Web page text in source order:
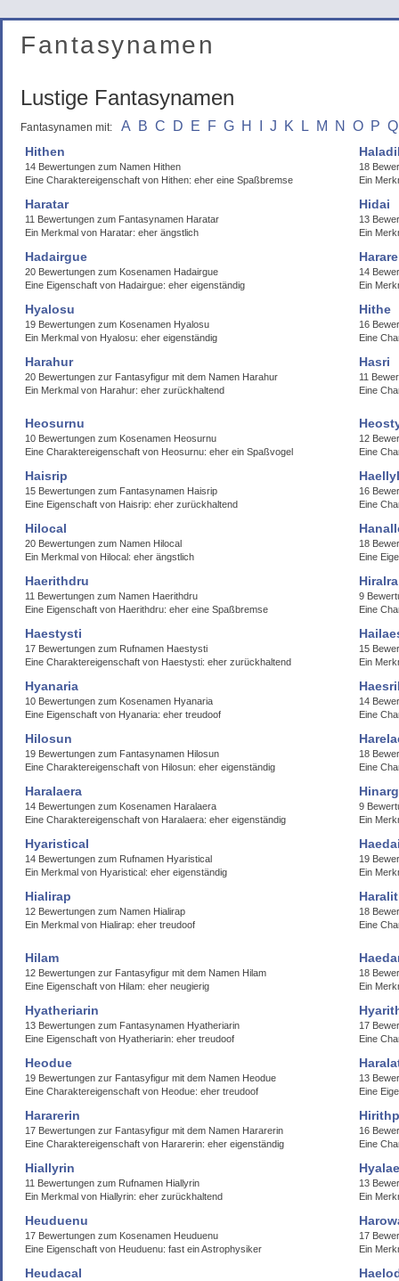
Fantasynamen
Lustige Fantasynamen
Fantasynamen mit: A B C D E F G H J K L M N O P Q
Hithen
14 Bewertungen zum Namen Hithen
Eine Charaktereigenschaft von Hithen: eher eine Spaßbremse
18
Ein
Haratar
11 Bewertungen zum Fantasynamen Haratar
Ein Merkmal von Haratar: eher ängstlich
Hidai
13
Ein
Hadairgue
20 Bewertungen zum Kosenamen Hadairgue
Eine Eigenschaft von Hadairgue: eher eigenständig
14
Ein
Hyalosu
19 Bewertungen zum Kosenamen Hyalosu
Ein Merkmal von Hyalosu: eher eigenständig
Hithe
16
Eine
Harahur
20 Bewertungen zur Fantasyfigur mit dem Namen Harahur
Ein Merkmal von Harahur: eher zurückhaltend
Hasri
11
Eine
Heosurnu
10 Bewertungen zum Kosenamen Heosurnu
Eine Charaktereigenschaft von Heosurnu: eher ein Spaßvogel
12
Eine
Haisrip
15 Bewertungen zum Fantasynamen Haisrip
Eine Eigenschaft von Haisrip: eher zurückhaltend
16
Eine
Hilocal
20 Bewertungen zum Namen Hilocal
Ein Merkmal von Hilocal: eher ängstlich
18
Eine
Haerithdru
11 Bewertungen zum Namen Haerithdru
Eine Eigenschaft von Haerithdru: eher eine Spaßbremse
Hiralra
9
Eine
Haestysti
17 Bewertungen zum Rufnamen Haestysti
Eine Charaktereigenschaft von Haestysti: eher zurückhaltend
15
Ein
Hyanaria
10 Bewertungen zum Kosenamen Hyanaria
Eine Eigenschaft von Hyanaria: eher treudoof
14
Eine
Hilosun
19 Bewertungen zum Fantasynamen Hilosun
Eine Charaktereigenschaft von Hilosun: eher eigenständig
18
Eine
Haralaera
14 Bewertungen zum Kosenamen Haralaera
Eine Charaktereigenschaft von Haralaera: eher eigenständig
9
Ein
Hyaristical
14 Bewertungen zum Rufnamen Hyaristical
Ein Merkmal von Hyaristical: eher eigenständig
19
Ein
Hialirap
12 Bewertungen zum Namen Hialirap
Ein Merkmal von Hialirap: eher treudoof
18
Eine
Hilam
12 Bewertungen zur Fantasyfigur mit dem Namen Hilam
Eine Eigenschaft von Hilam: eher neugierig
18
Ein
Hyatheriarin
13 Bewertungen zum Fantasynamen Hyatheriarin
Eine Eigenschaft von Hyatheriarin: eher treudoof
17
Eine
Heodue
19 Bewertungen zur Fantasyfigur mit dem Namen Heodue
Eine Charaktereigenschaft von Heodue: eher treudoof
13
Eine
Hararerin
17 Bewertungen zur Fantasyfigur mit dem Namen Hararerin
Eine Charaktereigenschaft von Hararerin: eher eigenständig
Hirithp
16
Eine
Hiallyrin
11 Bewertungen zum Rufnamen Hiallyrin
Ein Merkmal von Hiallyrin: eher zurückhaltend
13
Ein
Heuduenu
17 Bewertungen zum Kosenamen Heuduenu
Eine Eigenschaft von Heuduenu: fast ein Astrophysiker
17
Ein
Heudacal